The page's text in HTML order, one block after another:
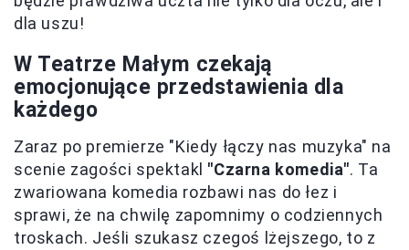
dla uszu!
W Teatrze Małym czekają
emocjonujące przedstawienia dla
każdego
Zaraz po premierze "Kiedy łączy nas muzyka" na
scenie zagości spektakl "Czarna komedia". Ta
zwariowana komedia rozbawi nas do łez i
sprawi, że na chwilę zapomnimy o codziennych
troskach. Jeśli szukasz czegoś lżejszego, to z